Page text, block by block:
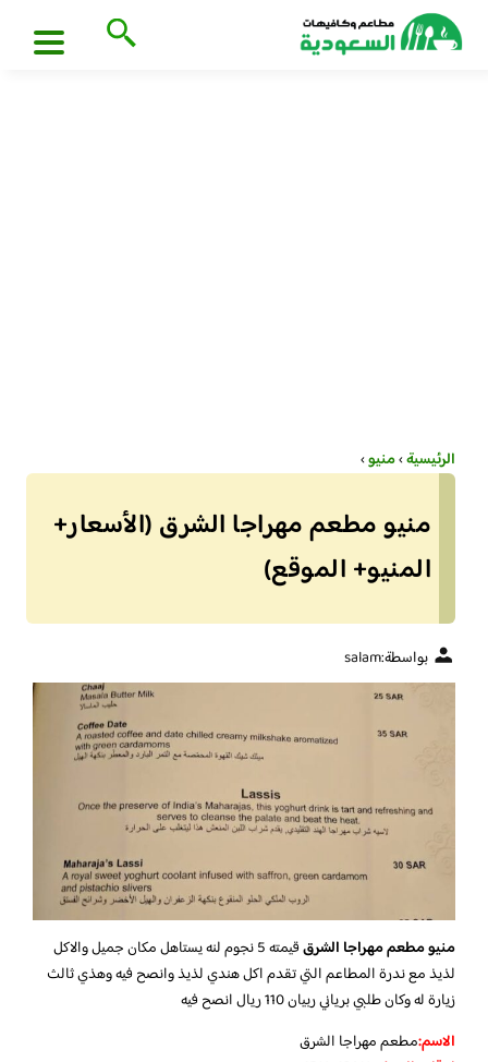
الرئيسية›منيو›
منيو مطعم مهراجا الشرق (الأسعار+
المنيو+ الموقع)
بواسطة:salam
منيو مطعم مهراجا الشرق
قيمته 5 نجوم لنه يستاهل مكان جميل والاكل
لذيذ مع ندرة المطاعم التي تقدم اكل هندي لذيذ وانصح فيه وهذي ثالث
زيارة له وكان طلبي برياني ربيان 110 ريال انصح فيه
الاسم:مطعم مهراجا الشرق